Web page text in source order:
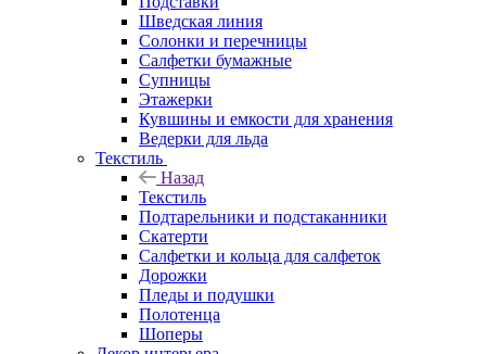
Шведская линия
Солонки и перечницы
Салфетки бумажные
Супницы
Этажерки
Кувшины и емкости для хранения
Ведерки для льда
Текстиль
Назад
Текстиль
Подтарельники и подстаканники
Скатерти
Салфетки и кольца для салфеток
Дорожки
Пледы и подушки
Полотенца
Шоперы